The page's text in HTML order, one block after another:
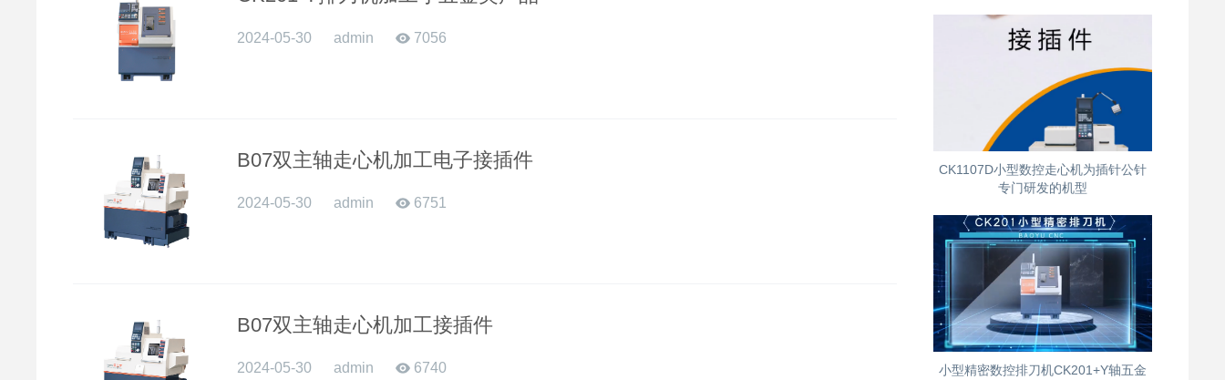
2024-05-30 admin 7056
B07双主轴走心机加工电子接插件
2024-05-30 admin 6751
B07双主轴走心机加工接插件
2024-05-30 admin 6740
CK1107D小型数控走心机为插针公针
专门研发的机型
小型精密数控排刀机CK201+Y轴五金